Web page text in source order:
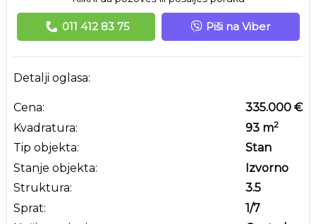
011 412 83 75 Piši na Viber
Detalji oglasa:
Cena:
Kvadratura:
Tip objekta:
Stanje objekta:
Struktura:
Sprat:
335.000 €
93 m2
Stan
Izvorno
3.5
1/7